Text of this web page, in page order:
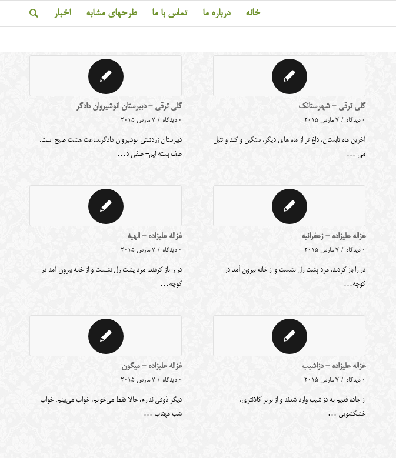
خانه درباره ما تماس با ما طرحهای مشابه اخبار
گلی ترقی - شهرستانک
0 دیدگاه / 7 مارس 2015
آخرین ماه تابستان، داغ تر از ماه های دیگر، سنگین و کند و تنبل
می …
گلی ترقی - دبیرستان انوشیروان دادگر
0 دیدگاه / 7 مارس 2015
دبیرستان زردشتی انوشیروان دادگر.ساعت هشت صبح است.
صف بسته ایم- صفی د…
غزاله علیزاده - زعفرانیه
0 دیدگاه / 7 مارس 2015
در را باز کردند، مرد پشت رل نشست و از خانه بیرون آمد در
کوچه…
غزاله علیزاده - الهیه
0 دیدگاه / 7 مارس 2015
در را باز کردند، مرد پشت رل نشست و از خانه بیرون آمد در
کوچه…
غزاله علیزاده - دزاشیب
0 دیدگاه / 7 مارس 2015
از جاده قدیم به دزاشیب وارد شدند و از برابر کلانتری،
خشکشویی …
غزاله علیزاده - میگون
0 دیدگاه / 7 مارس 2015
دیگر ذوقی ندارم. حالا فقط می‌خوابم. خواب می‌بینم، خواب
شب مهتاب …